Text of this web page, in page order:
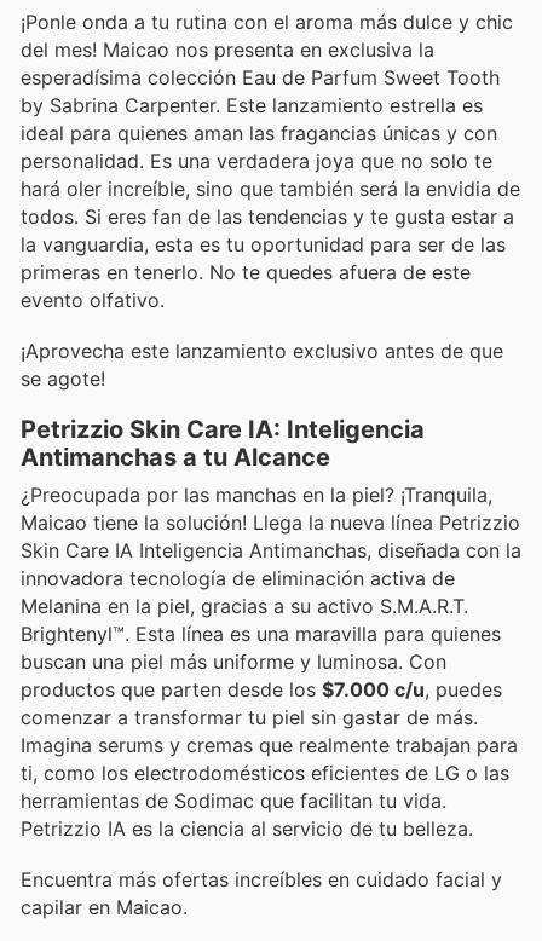
¡Ponle onda a tu rutina con el aroma más dulce y chic
del mes! Maicao nos presenta en exclusiva la
esperadísima colección Eau de Parfum Sweet Tooth
by Sabrina Carpenter. Este lanzamiento estrella es
ideal para quienes aman las fragancias únicas y con
personalidad. Es una verdadera joya que no solo te
hará oler increíble, sino que también será la envidia de
todos. Si eres fan de las tendencias y te gusta estar a
la vanguardia, esta es tu oportunidad para ser de las
primeras en tenerlo. No te quedes afuera de este
evento olfativo.
¡Aprovecha este lanzamiento exclusivo antes de que
se agote!
Petrizzio Skin Care IA: Inteligencia
Antimanchas a tu Alcance
¿Preocupada por las manchas en la piel? ¡Tranquila,
Maicao tiene la solución! Llega la nueva línea Petrizzio
Skin Care IA Inteligencia Antimanchas, diseñada con la
innovadora tecnología de eliminación activa de
Melanina en la piel, gracias a su activo S.M.A.R.T.
Brightenyl™. Esta línea es una maravilla para quienes
buscan una piel más uniforme y luminosa. Con
productos que parten desde los $7.000 c/u, puedes
comenzar a transformar tu piel sin gastar de más.
Imagina serums y cremas que realmente trabajan para
ti, como los electrodomésticos eficientes de LG o las
herramientas de Sodimac que facilitan tu vida.
Petrizzio IA es la ciencia al servicio de tu belleza.
Encuentra más ofertas increíbles en cuidado facial y
capilar en Maicao.